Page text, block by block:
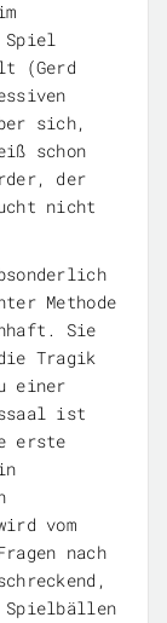
Spiel
(Gerd
sich,
schon
der
nicht
Methode
Sie
Tragik
einer
ist
erste
vom
nach
Spielbällen